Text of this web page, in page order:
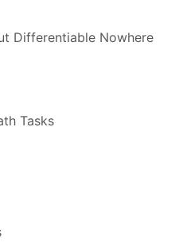
Differentiable Nowhere
Tasks